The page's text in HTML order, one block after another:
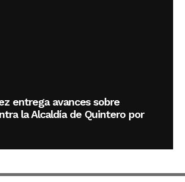
entrega avances sobre
la Alcaldía de Quintero por